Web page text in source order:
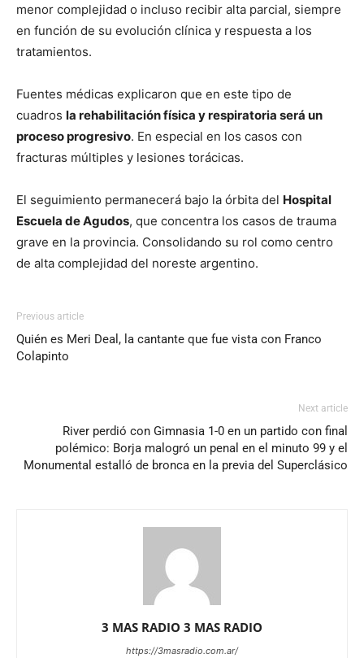
menor complejidad o incluso recibir alta parcial, siempre
en función de su evolución clínica y respuesta a los
tratamientos.
Fuentes médicas explicaron que en este tipo de
cuadros la rehabilitación física y respiratoria será un
proceso progresivo. En especial en los casos con
fracturas múltiples y lesiones torácicas.
El seguimiento permanecerá bajo la órbita del Hospital
Escuela de Agudos, que concentra los casos de trauma
grave en la provincia. Consolidando su rol como centro
de alta complejidad del noreste argentino.
Previous article
Quién es Meri Deal, la cantante que fue vista con Franco
Colapinto
Next article
River perdió con Gimnasia 1-0 en un partido con final
polémico: Borja malogró un penal en el minuto 99 y el
Monumental estalló de bronca en la previa del Superclásico
3 MAS RADIO 3 MAS RADIO
https://3masradio.com.ar/